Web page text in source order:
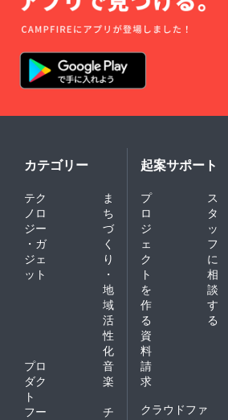
カテゴリー
テク
ノロ
ジー
・ガ
ジェ
ット
ま
ち
づ
く
り
・
地
域
活
性
化
プロ
ダク
ト
音
楽
フー
チ
起案サポート
プ
ロ
ジ
ェ
ク
ト
を
作
る
ス
タ
ッ
フ
に
相
談
す
る
資
料
請
求
クラウドファ